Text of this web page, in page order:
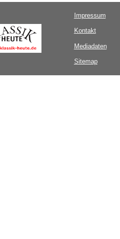
Impressum
Kontakt
Mediadaten
Sitemap